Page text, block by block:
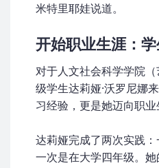
米特里耶娃说道。
开始职业生涯：
对于人文社会科学学院
级学生达莉娅·沃罗尼娜
习经验，更是她迈向职业
达莉娅完成了两次实践：
一次是在大学四年级。